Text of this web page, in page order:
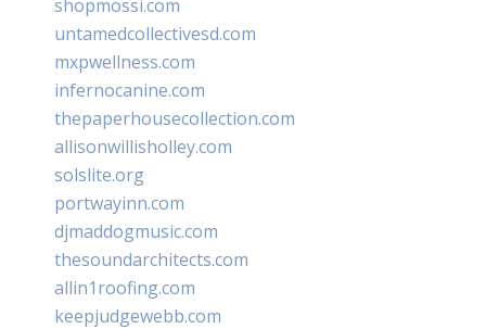
shopmossi.com
untamedcollectivesd.com
mxpwellness.com
infernocanine.com
thepaperhousecollection.com
allisonwillisholley.com
solslite.org
portwayinn.com
djmaddogmusic.com
thesoundarchitects.com
allin1roofing.com
keepjudgewebb.com